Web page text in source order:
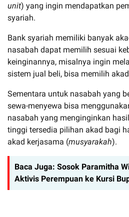
unit) yang ingin mendapatkan
syariah.
Bank syariah memiliki banyak
nasabah dapat memilih sesuai
keinginannya, misalnya ingin
sistem jual beli, bisa memilih
Sementara untuk nasabah yang
sewa-menyewa bisa
nasabah yang menginginkan
tinggi tersedia pilihan akad bagi
akad kerjasama (musyarakah).
Baca Juga: Sosok Paramitha
Aktivis Perempuan ke Kursi